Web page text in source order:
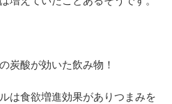
炭酸が効いた飲み物！
は食欲増進効果がありつまみを